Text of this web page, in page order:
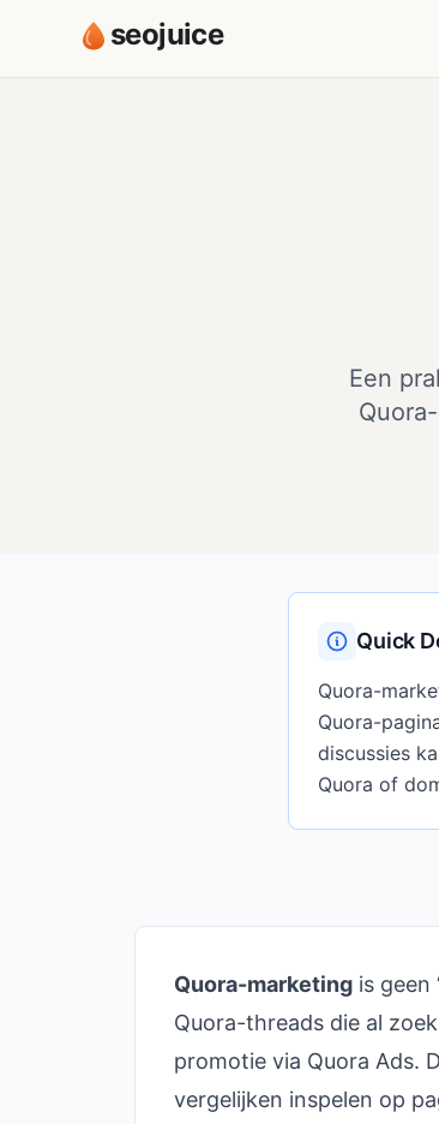
seojuice
Een
Quick
Quora-
Quora-
discussies
Quora of
Quora-marketing is geen
Quora-threads die al
promotie via Quora Ads.
vergelijken inspelen op